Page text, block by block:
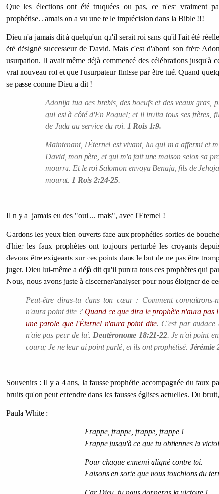
Que les élections ont été truquées ou pas, ce n'est vraiment
prophétise. Jamais on a vu une telle imprécision dans la Bible !!!
Dieu n'a jamais dit à quelqu'un qu'il serait roi sans qu'il l'ait été
été désigné successeur de David. Mais c'est d'abord son frère
usurpation. Il avait même déjà commencé des célébrations jusqu'à
vrai nouveau roi et que l'usurpateur finisse par être tué. Quand
se passe comme Dieu a dit !
Adonija tua des brebis, des boeufs et des veaux gras,
qui est à côté d'En Roguel; et il invita tous ses frères,
de Juda au service du roi. 1 Rois 1:9.
Maintenant, l'Éternel est vivant, lui qui m'a affermi et
David, mon père, et qui m'a fait une maison selon sa
mourra. Et le roi Salomon envoya Benaja, fils de
mourut. 1 Rois 2:24-25.
Il n y a jamais eu des "oui ... mais", avec l'Eternel !
Gardons les yeux bien ouverts face aux prophéties sorties de
d'hier les faux prophètes ont toujours perturbé les croyants
devons être exigeants sur ces points dans le but de ne pas être
juger. Dieu lui-même a déjà dit qu'il punira tous ces prophètes qui
Nous, nous avons juste à discerner/analyser pour nous éloigner de
Peut-être diras-tu dans ton cœur : Comment connaîtrons-
n'aura point dite ? Quand ce que dira le prophète n'aura pas
une parole que l'Éternel n'aura point dite. C'est par audace
n'aie pas peur de lui. Deutéronome 18:21-22. Je n'ai point
couru; Je ne leur ai point parlé, et ils ont prophétisé. Jérémie
Souvenirs : Il y a 4 ans, la fausse prophétie accompagnée du faux
bruits qu'on peut entendre dans les fausses églises actuelles. Du
Paula White :
Frappe, frappe, frappe, frappe !
Frappe jusqu'à ce que tu obtiennes la
Pour chaque ennemi aligné contre toi.
Faisons en sorte que nous touchions du
Car Dieu, tu nous donneras la victoire !